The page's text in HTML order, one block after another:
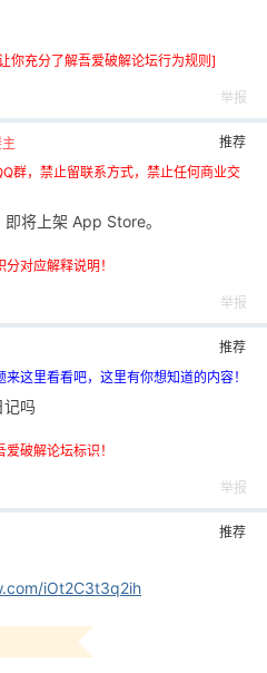
你充分了解吾爱破解论坛行为规则]
举报
推荐
群，禁止留联系方式，禁止任何商业交
将上架 App Store。
对应解释说明！
举报
推荐
来这里看看吧，这里有你想知道的内容！
记吗
破解论坛标识！
举报
推荐
iOt2C3t3q2ih